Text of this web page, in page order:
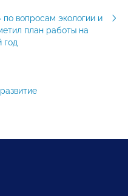
вопросам экологии и
план работы на
год